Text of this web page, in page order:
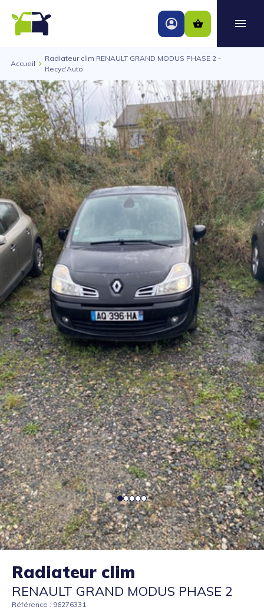
Accueil
Radiateur clim RENAULT GRAND MODUS PHASE 2 -
Recyc'Auto
Radiateur clim
RENAULT GRAND MODUS PHASE 2
Référence : 96276331